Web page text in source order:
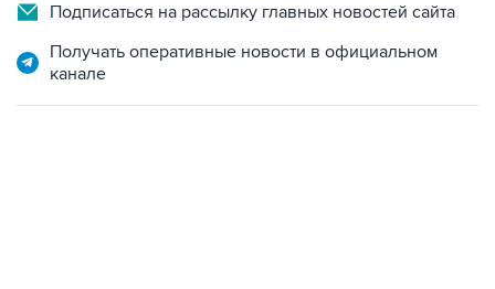
Подписаться на рассылку главных новостей сайта
Получать оперативные новости в официальном
канале